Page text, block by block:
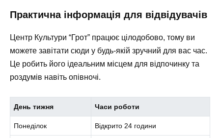
Практична інформація для відвідувачів
Центр Культури “Грот” працює цілодобово, тому ви
можете завітати сюди у будь-якій зручний для вас час.
Це робить його ідеальним місцем для відпочинку та
роздумів навіть опівночі.
День тижня Часи роботи
Понеділок Відкрито 24 години